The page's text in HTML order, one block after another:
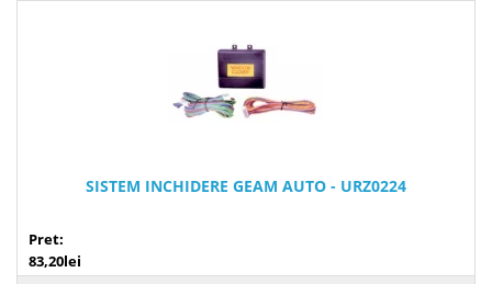
SISTEM INCHIDERE GEAM AUTO - URZ0224
Pret:
83,20lei